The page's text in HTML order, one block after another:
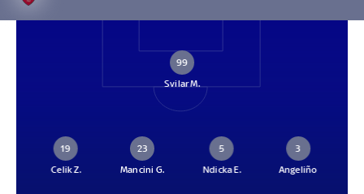
99
Svilar M.
19
Celik Z.
23
Mancini G.
5
Ndicka E.
3
Angeliño